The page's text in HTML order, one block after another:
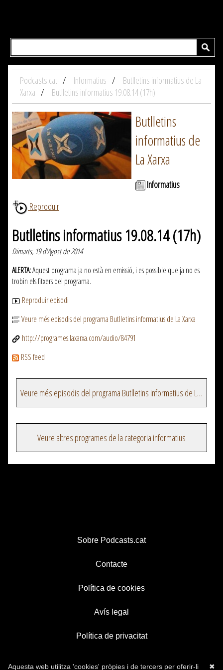
Podcasts.cat Informatius
Butlletins informatius de La
Xarxa
Butlletins informatius 19.08.14 (17h)
Butlletins
informatius de
La Xarxa
Informatius
Reproduir
Butlletins informatius 19.08.14 (17h)
Dimarts, 19 d'Agost de 2014
ALERTA:Aquest programa ja no està en emissió, i es possible que ja no es
trobin els fitxers del programa.
Reproduir episodi
Veure més episodis del programa Butlletins informatius de La Xarxa
http://programes.laxarxa.com/audio/84791
RSS feed
Veure més episodis del programa Butlletins informatius de La Xarxa
Veure altres programes de la categoria informatius
Sobre Podcasts.cat
Contacte
Política de cookies
Avís legal
Política de privacitat
✖
Aquesta web utilitza 'cookies' pròpies i de tercers per oferir-li